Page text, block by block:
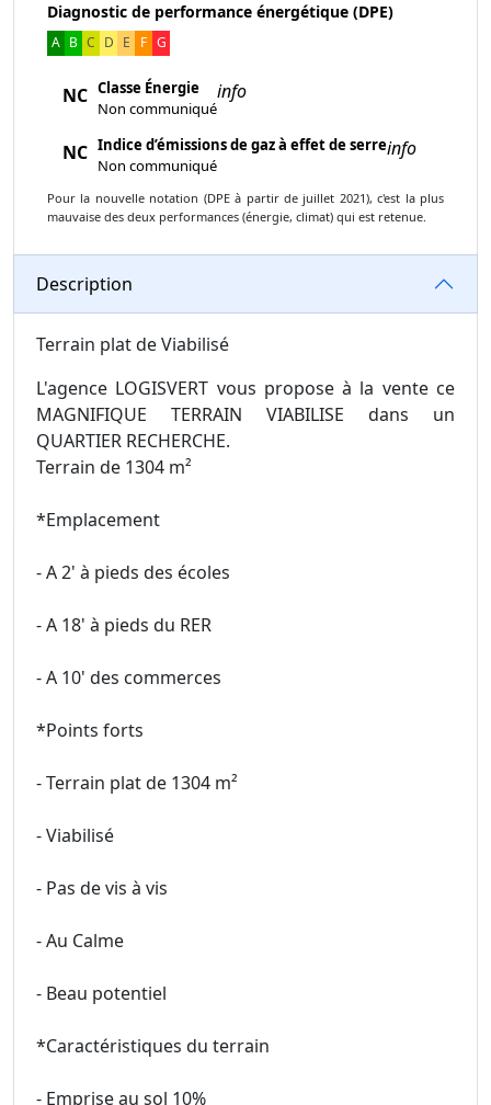
Diagnostic de performance énergétique (DPE)
A B C D E F G
NC Classe Énergie
Non communiqué
info
NC Indice d’émissions de gaz à effet de serre
Non communiqué
info
Pour la nouvelle notation (DPE à partir de juillet 2021), c'est la plus
mauvaise des deux performances (énergie, climat) qui est retenue.
Description
Terrain plat de Viabilisé
L'agence LOGISVERT vous propose à la vente ce
MAGNIFIQUE TERRAIN VIABILISE dans un
QUARTIER RECHERCHE.
Terrain de 1304 m²
*Emplacement
- A 2' à pieds des écoles
- A 18' à pieds du RER
- A 10' des commerces
*Points forts
- Terrain plat de 1304 m²
- Viabilisé
- Pas de vis à vis
- Au Calme
- Beau potentiel
*Caractéristiques du terrain
- Emprise au sol 10%